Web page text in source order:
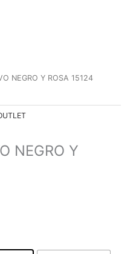
NEGRO Y ROSA 15124
NEGRO Y